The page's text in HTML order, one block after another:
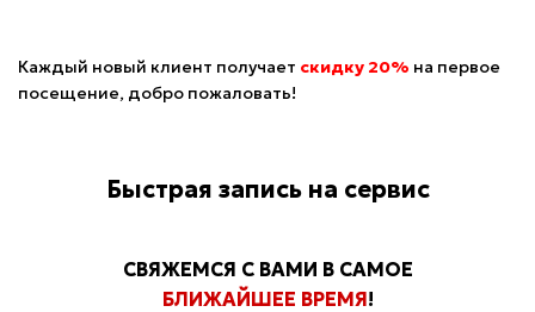
Каждый новый клиент получает скидку 20% на первое
посещение, добро пожаловать!
Быстрая запись на сервис
СВЯЖЕМСЯ С ВАМИ В САМОЕ
БЛИЖАЙШЕЕ ВРЕМЯ!